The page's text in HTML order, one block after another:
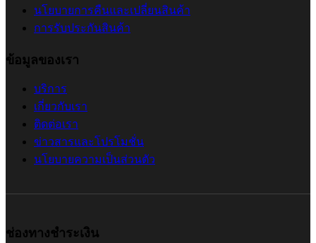
นโยบายการคืนและเปลี่ยนสินค้า
การรับประกันสินค้า
ข้อมูลของเรา
บริการ
เกี่ยวกับเรา
ติดต่อเรา
ข่าวสารและโปรโมชั่น
นโยบายความเป็นส่วนตัว
ช่องทางชำระเงิน